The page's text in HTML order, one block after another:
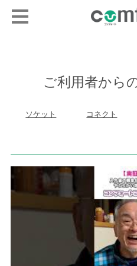
ご利用者から
ソケット コネクト